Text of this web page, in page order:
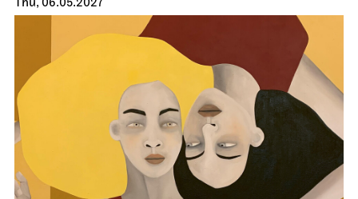
Schauspiel Stuttgart Schauspielhaus
Eve of Retirement